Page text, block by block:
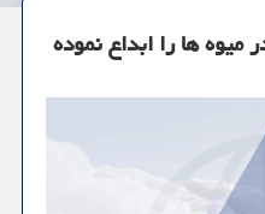
ها را ابداع نموده